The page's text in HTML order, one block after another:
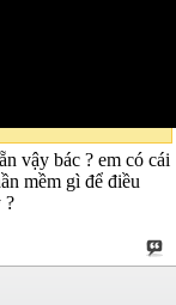
vậy bác ? em có cái
mềm gì để điều
?